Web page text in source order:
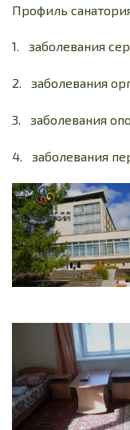
Профиль
1. заболевания
2. заболевания
3. заболевания
4. заболевания